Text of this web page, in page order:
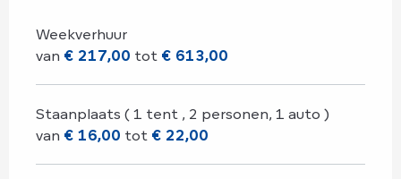
Weekverhuur
van € 217,00 tot € 613,00
Staanplaats ( 1 tent , 2 personen, 1 auto )
van € 16,00 tot € 22,00